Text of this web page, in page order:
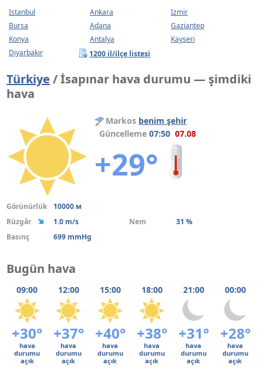
Istanbul Ankara
Izmir
Bursa
Adana
Gaziantep
Konya
Antalya
Kayseri
Diyarbakır
1200 il/ilçe listesi
Türkiye / İsapınar hava durumu — şimdiki
hava
Markos benim şehir
Güncelleme07:50 07.08
+29°
Görünürlük
10000 м
Rüzgâr
1.0 m/s Nem
31 %
Basınç
699 mmHg
Bugün hava
09:00 12:00 15:00 18:00 21:00 00:00
+30° +37° +40° +38° +31° +28°
hava
durumu
açık
hava
durumu
açık
hava
durumu
açık
hava
durumu
açık
hava
durumu
açık
hava
durumu
açık